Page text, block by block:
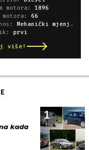
motora: 1896
motora: 66
Mehanički mjenjač
prvi
više!
1
kada